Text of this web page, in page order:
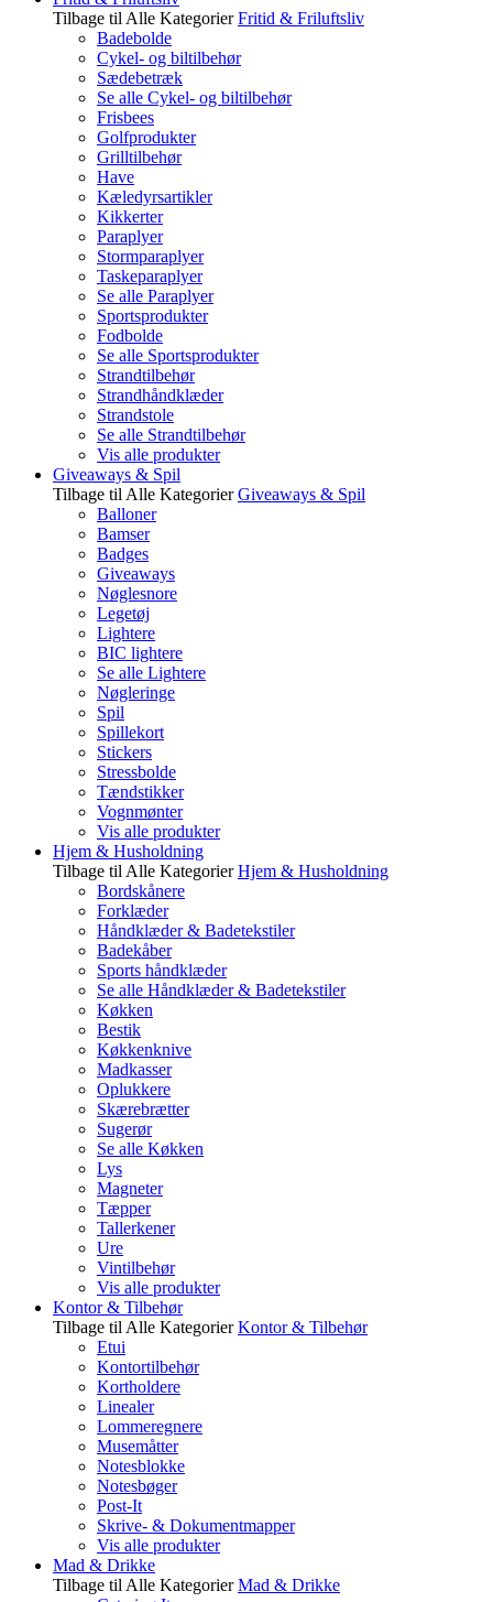
Tilbage til Alle Kategorier Fritid & Friluftsliv
Badebolde
Cykel- og biltilbehør
Sædebetræk
Se alle Cykel- og biltilbehør
Frisbees
Golfprodukter
Grilltilbehør
Have
Kæledyrsartikler
Kikkerter
Paraplyer
Stormparaplyer
Taskeparaplyer
Se alle Paraplyer
Sportsprodukter
Fodbolde
Se alle Sportsprodukter
Strandtilbehør
Strandhåndklæder
Strandstole
Se alle Strandtilbehør
Vis alle produkter
Giveaways & Spil
Tilbage til Alle Kategorier Giveaways & Spil
Balloner
Bamser
Badges
Giveaways
Nøglesnore
Legetøj
Lightere
BIC lightere
Se alle Lightere
Nøgleringe
Spil
Spillekort
Stickers
Stressbolde
Tændstikker
Vognmønter
Vis alle produkter
Hjem & Husholdning
Tilbage til Alle Kategorier Hjem & Husholdning
Bordskånere
Forklæder
Håndklæder & Badetekstiler
Badekåber
Sports håndklæder
Se alle Håndklæder & Badetekstiler
Køkken
Bestik
Køkkenknive
Madkasser
Oplukkere
Skærebrætter
Sugerør
Se alle Køkken
Lys
Magneter
Tæpper
Tallerkener
Ure
Vintilbehør
Vis alle produkter
Kontor & Tilbehør
Tilbage til Alle Kategorier Kontor & Tilbehør
Etui
Kontortilbehør
Kortholdere
Linealer
Lommeregnere
Musemåtter
Notesblokke
Notesbøger
Post-It
Skrive- & Dokumentmapper
Vis alle produkter
Mad & Drikke
Tilbage til Alle Kategorier Mad & Drikke